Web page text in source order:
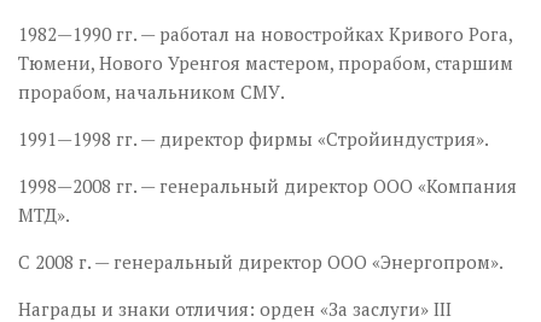
1982—1990 гг. — работал на новостройках Кривого Рога,
Тюмени, Нового Уренгоя мастером, прорабом, старшим
прорабом, начальником СМУ.
1991—1998 гг. — директор фирмы «Стройиндустрия».
1998—2008 гг. — генеральный директор ООО «Компания
МТД».
С 2008 г. — генеральный директор ООО «Энергопром».
Награды и знаки отличия: орден «За заслуги» ІІІ